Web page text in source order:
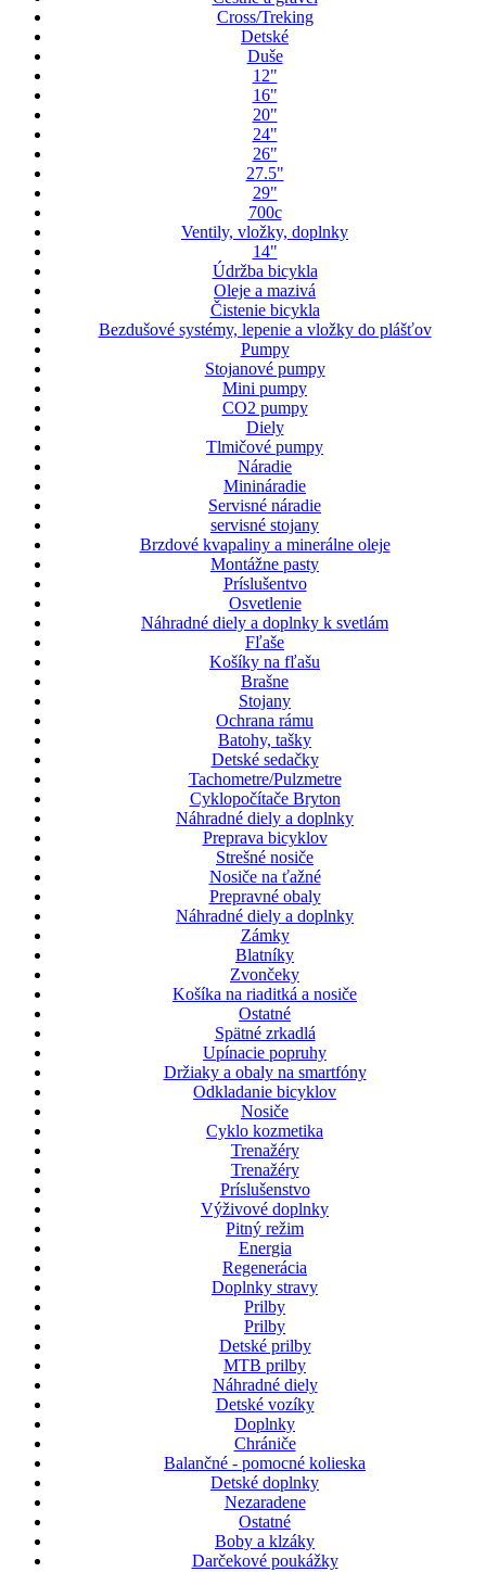
Cross/Treking
Detské
Duše
12"
16"
20"
24"
26"
27.5"
29"
700c
Ventily, vložky, doplnky
14"
Údržba bicykla
Oleje a mazivá
Čistenie bicykla
Bezdušové systémy, lepenie a vložky do plášťov
Pumpy
Stojanové pumpy
Mini pumpy
CO2 pumpy
Diely
Tlmičové pumpy
Náradie
Minináradie
Servisné náradie
servisné stojany
Brzdové kvapaliny a minerálne oleje
Montážne pasty
Príslušentvo
Osvetlenie
Náhradné diely a doplnky k svetlám
Fľaše
Košíky na fľašu
Brašne
Stojany
Ochrana rámu
Batohy, tašky
Detské sedačky
Tachometre/Pulzmetre
Cyklopočítače Bryton
Náhradné diely a doplnky
Preprava bicyklov
Strešné nosiče
Nosiče na ťažné
Prepravné obaly
Náhradné diely a doplnky
Zámky
Blatníky
Zvončeky
Košíka na riaditká a nosiče
Ostatné
Spätné zrkadlá
Upínacie popruhy
Držiaky a obaly na smartfóny
Odkladanie bicyklov
Nosiče
Cyklo kozmetika
Trenažéry
Trenažéry
Príslušenstvo
Výživové doplnky
Pitný režim
Energia
Regenerácia
Doplnky stravy
Prilby
Prilby
Detské prilby
MTB prilby
Náhradné diely
Detské vozíky
Doplnky
Chrániče
Balančné - pomocné kolieska
Detské doplnky
Nezaradene
Ostatné
Boby a klzáky
Darčekové poukážky